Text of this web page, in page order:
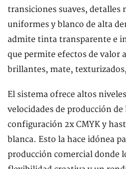
transiciones suaves, detalles
uniformes y blanco de alta
admite tinta transparente e
que permite efectos de valor
brillantes, mate,
El sistema ofrece altos
velocidades de producción
configuración 2x CMYK y
blanca. Esto la hace idónea
producción comercial donde